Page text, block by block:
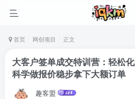
首页 网创项目 正文
大客户签单成交特训营：轻松
科学做报价稳步拿下大额订单
趣客盟